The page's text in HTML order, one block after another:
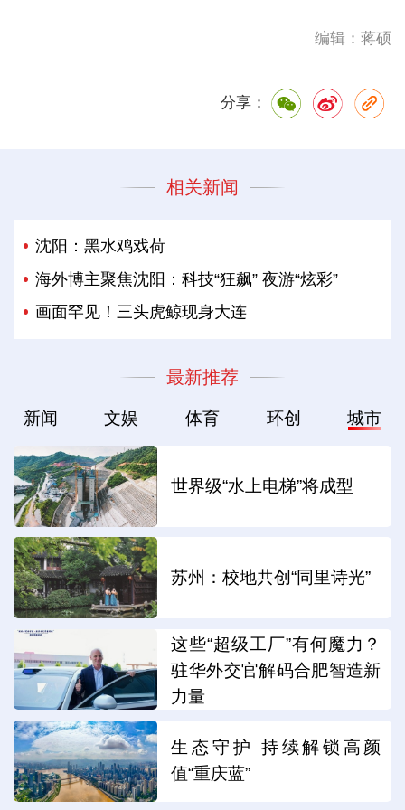
编辑：蒋硕
分享：
相关新闻
沈阳：黑水鸡戏荷
海外博主聚焦沈阳：科技“狂飙” 夜游“炫彩”
画面罕见！三头虎鲸现身大连
最新推荐
新闻 文娱 体育 环创 城市
世界级“水上电梯”将成型
苏州：校地共创“同里诗光”
这些“超级工厂”有何魔力？
驻华外交官解码合肥智造新
力量
生态守护 持续解锁高颜
值“重庆蓝”